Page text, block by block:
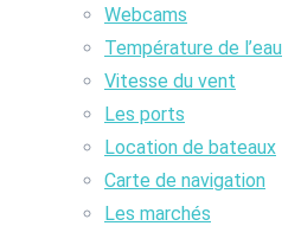
Webcams
Température de l’eau
Vitesse du vent
Les ports
Location de bateaux
Carte de navigation
Les marchés